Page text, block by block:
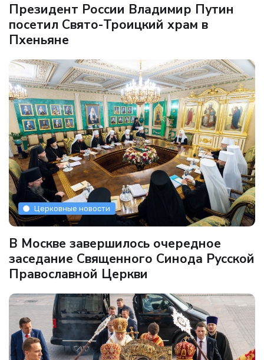
Президент России Владимир Путин
посетил Свято-Троицкий храм в
Пхеньяне
Церковные новости
В Москве завершилось очередное
заседание Священного Синода Русской
Православной Церкви